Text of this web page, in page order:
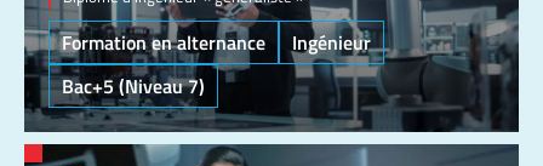
Formation en alternance
Ingénieur
Bac+5 (Niveau 7)